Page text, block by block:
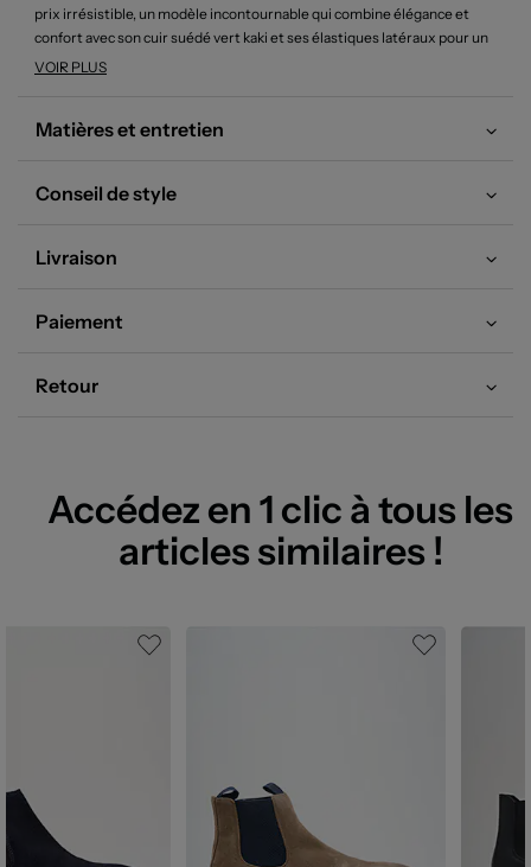
prix irrésistible, un modèle incontournable qui combine élégance et
confort avec son cuir suédé vert kaki et ses élastiques latéraux pour un
enfilage facile. Leur silhouette moderne s'accorde parfaitement avec
enrichir votre dressing avec des chaussures de marque à prix malin.
VOIR PLUS
Matières et entretien
Conseil de style
Livraison
Paiement
Retour
Accédez en 1 clic à tous les
articles similaires !